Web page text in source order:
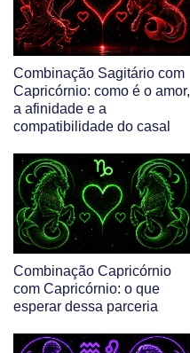
Combinação Sagitário com
Capricórnio: como é o amor,
a afinidade e a
compatibilidade do casal
Combinação Capricórnio
com Capricórnio: o que
esperar dessa parceria